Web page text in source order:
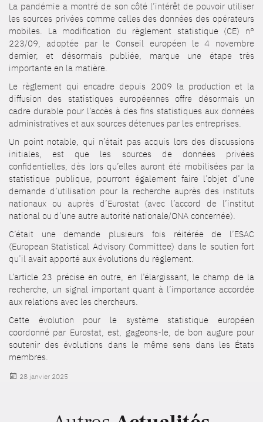
La pandémie a montré de son côté l’intérêt de pouvoir utiliser
les sources privées comme celles des données des opérateurs
mobiles. La modification du règlement statistique (CE) n°
223/09, adoptée par le Conseil européen le 4 novembre
dernier, et désormais publiée, marque une étape très
importante en la matière.
Le règlement qui encadre depuis 2009 la production et la
diffusion des statistiques européennes offre désormais un
cadre durable pour l’accès à des fins statistiques aux données
administratives et aux sources détenues par les entreprises.
Un point notable, qui n’était pas acquis lors des discussions
initiales, est que les sources de données privées
confidentielles, dès lors qu’elles auront été mobilisées par la
statistique publique, pourront également faire l’objet d’une
demande d’utilisation pour la recherche auprès des instituts
nationaux ou auprès d’Eurostat (avec l’accord de l’institut
national ou d’une autre autorité nationale/ONA concernée).
C’était une demande plusieurs fois réitérée de l’ESAC
(European Statistical Advisory Committee) dans le soutien fort
qu’il avait apporté aux évolutions du règlement.
L’article 23 précise en outre, en l’élargissant, le champ de la
recherche, un signal important quant à l’importance accordée
aux relations avec les chercheurs.
Cette évolution pour le système statistique européen
coordonné par Eurostat, est, gageons-le, de bon augure pour
soutenir des évolutions dans le même sens dans les États
membres.
Publié
28 janvier 2025